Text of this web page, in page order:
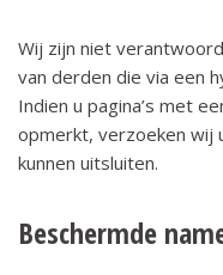
Wij zijn niet
van derden die via een
Indien u pagina’s met
opmerkt, verzoeken wij
kunnen uitsluiten.
Beschermde